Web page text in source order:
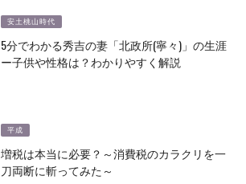
安土桃山時代
5分でわかる秀吉の妻「北政所(寧々)」の生涯
ー子供や性格は？わかりやすく解説
平成
増税は本当に必要？～消費税のカラクリを一
刀両断に斬ってみた～